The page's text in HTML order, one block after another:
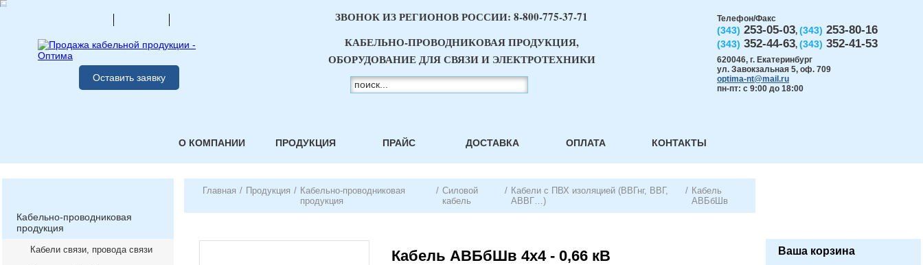
Оставить заявку
Телефон/Факс
(343) 253-05-03, (343) 253-80-16
(343) 352-44-63, (343) 352-41-53
620046, г. Екатеринбург
ул. Завокзальная 5, оф. 709
optima-nt@mail.ru
пн-пт: с 9:00 до 18:00
ЗВОНОК ИЗ РЕГИОНОВ РОССИИ: 8-800-775-37-71
КАБЕЛЬНО-ПРОВОДНИКОВАЯ ПРОДУКЦИЯ,
ОБОРУДОВАНИЕ ДЛЯ СВЯЗИ И ЭЛЕКТРОТЕХНИКИ
О КОМПАНИИ ПРОДУКЦИЯ ПРАЙС ДОСТАВКА ОПЛАТА КОНТАКТЫ
Кабельно-проводниковая
продукция
Кабели связи, провода связи
Главная / Продукция / Кабельно-проводниковая
продукция
/ Силовой
кабель
/ Кабели с ПВХ изоляцией (ВВГнг, ВВГ,
АВВГ…)
/ Кабель
АВБбШв
Кабель АВБбШв 4х4 - 0,66 кВ Ваша корзина